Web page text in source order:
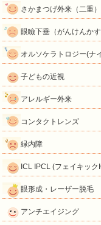
さかまつげ外来（二重）
眼瞼下垂（がんけんかす
オルソケラトロジー(ナ
子どもの近視
アレルギー外来
コンタクトレンズ
緑内障
ICL IPCL (フェイキック
眼形成・レーザー脱毛
アンチエイジング